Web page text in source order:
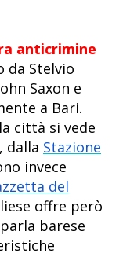
anticrimine
da Stelvio
Saxon e
a Bari.
città si vede
, dalla Stazione
invece
del
offre però
barese